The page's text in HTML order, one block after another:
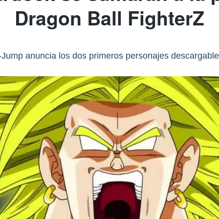
Dragon Ball FighterZ
Jump anuncia los dos primeros personajes